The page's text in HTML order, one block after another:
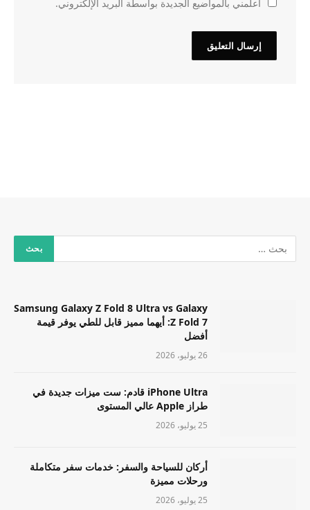
أعلمني بالمواضيع الجديدة بواسطة البريد الإلكتروني.
Samsung Galaxy Z Fold 8 Ultra vs Galaxy
Z Fold 7: أيهما مميز قابل للطي يوفر قيمة
أفضل
26 يوليو، 2026
iPhone Ultra قادم: ست ميزات جديدة في
طراز Apple عالي المستوى
25 يوليو، 2026
أركان للسياحة والسفر: خدمات سفر متكاملة
ورحلات مميزة
25 يوليو، 2026